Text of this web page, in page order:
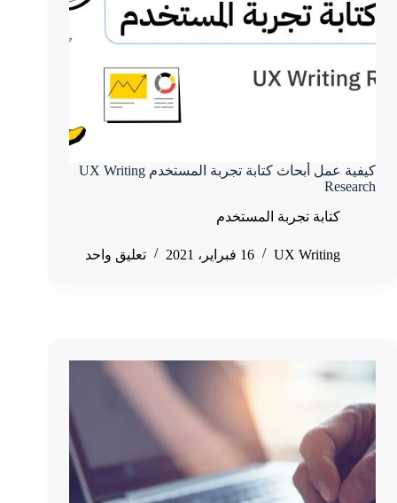
كيفية عمل أبحاث كتابة تجربة المستخدم UX Writing
Research
كتابة تجربة المستخدم
UX Writing 16 فبراير، 2021 تعليق واحد